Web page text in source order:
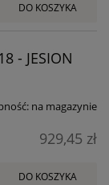
DO KOSZYKA
- JESION
na magazynie
929,45 zł
DO KOSZYKA